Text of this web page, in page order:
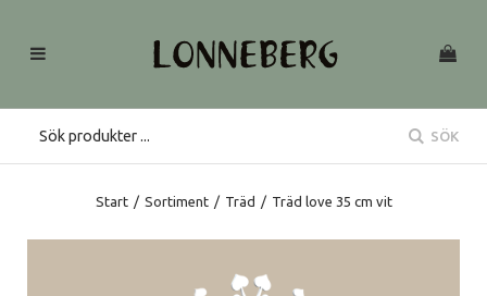
SÖK
Start / Sortiment / Träd / Träd love 35 cm vit